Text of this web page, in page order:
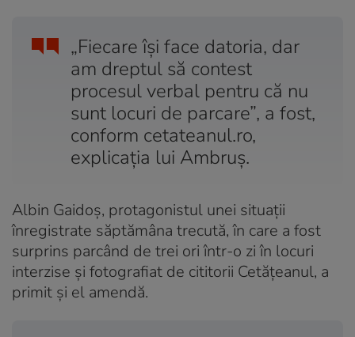
„Fiecare îşi face datoria, dar
am dreptul să contest
procesul verbal pentru că nu
sunt locuri de parcare”, a fost,
conform cetateanul.ro,
explicaţia lui Ambruş.
Albin Gaidoş, protagonistul unei situaţii
înregistrate săptămâna trecută, în care a fost
surprins parcând de trei ori într-o zi în locuri
interzise şi fotografiat de cititorii Cetăţeanul, a
primit şi el amendă.